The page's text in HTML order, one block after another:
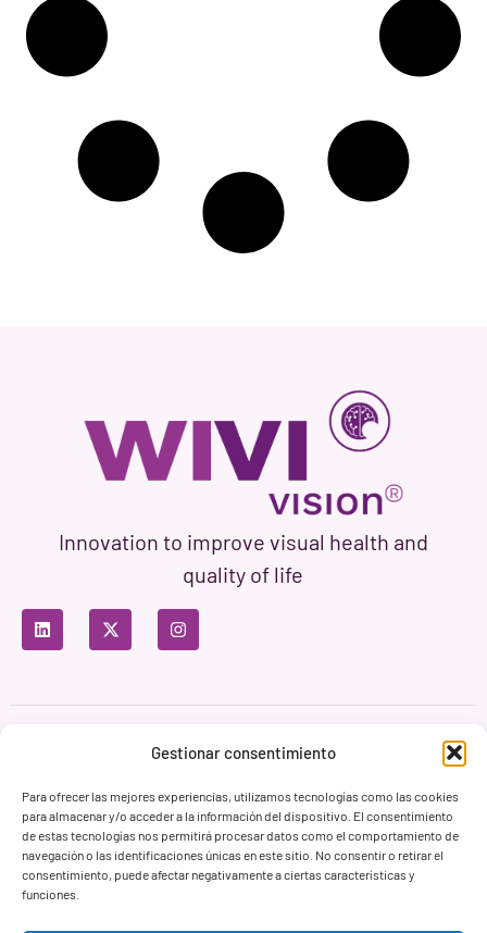
Gestionar consentimiento
Para ofrecer las mejores experiencias, utilizamos tecnologías como las cookies
para almacenar y/o acceder a la información del dispositivo. El consentimiento
de estas tecnologías nos permitirá procesar datos como el comportamiento de
navegación o las identificaciones únicas en este sitio. No consentir o retirar el
consentimiento, puede afectar negativamente a ciertas características y
funciones.
Innovation to improve visual health and
quality of life
Privacy Policy Terms of Use
Cookie Policy